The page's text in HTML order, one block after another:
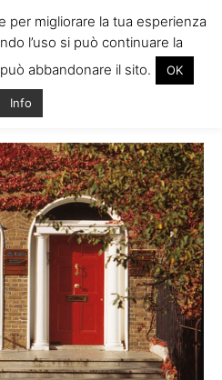
dublino
per migliorare la tua esperienza
l’uso si può continuare la
abbandonare il sito.
OK
Info